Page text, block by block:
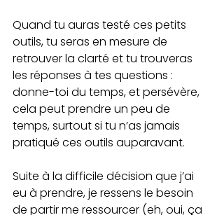
Quand tu auras testé ces petits
outils, tu seras en mesure de
retrouver la clarté et tu trouveras
les réponses à tes questions :
donne-toi du temps, et persévère,
cela peut prendre un peu de
temps, surtout si tu n’as jamais
pratiqué ces outils auparavant.
Suite à la difficile décision que j’ai
eu à prendre, je ressens le besoin
de partir me ressourcer (eh, oui, ça